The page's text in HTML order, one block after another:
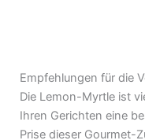
Empfehlungen für die
Die Lemon-Myrtle ist
Ihren Gerichten eine
Prise dieser Gourmet-